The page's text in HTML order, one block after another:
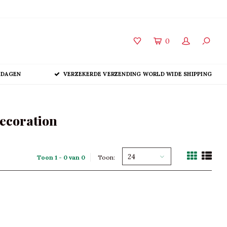
0
VERZEKERDE VERZENDING WORLD WIDE SHIPPING
Toon 1 - 0 van 0 Toon: 24